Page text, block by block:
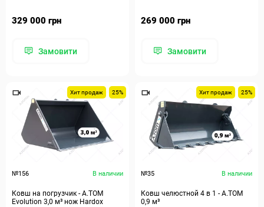
329 000 грн
Замовити
269 000 грн
Замовити
Хит продаж 25%
№156 В наличии
Ковш на погрузчик - A.TOM
Evolution 3,0 м³ нож Hardox
Хит продаж 25%
№35 В наличии
Ковш челюстной 4 в 1 - А.ТОМ
0,9 м³